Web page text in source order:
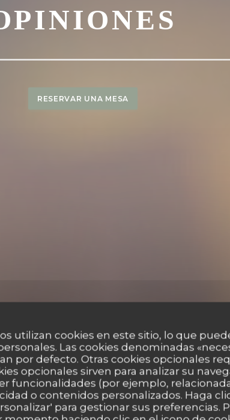
utilizan cookies en este sitio, lo que
Las cookies denominadas
por defecto. Otras cookies opcionales
opcionales sirven para analizar su
funcionalidades (por ejemplo,
o contenidos personalizados. Haga
para gestionar sus preferencias.
RESERVAR UNA MESA